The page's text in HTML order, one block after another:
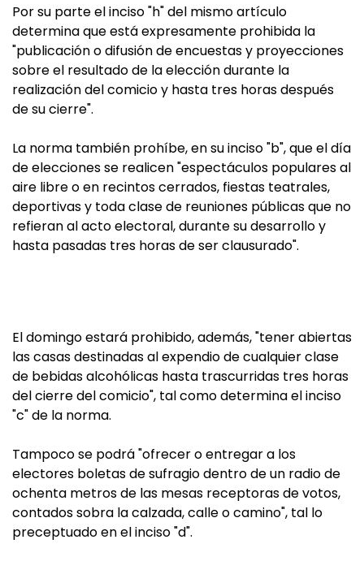
Por su parte el inciso "h" del mismo artículo
determina que está expresamente prohibida la
"publicación o difusión de encuestas y proyecciones
sobre el resultado de la elección durante la
realización del comicio y hasta tres horas después
de su cierre".
La norma también prohíbe, en su inciso "b", que el día
de elecciones se realicen "espectáculos populares al
aire libre o en recintos cerrados, fiestas teatrales,
deportivas y toda clase de reuniones públicas que no
refieran al acto electoral, durante su desarrollo y
hasta pasadas tres horas de ser clausurado".
El domingo estará prohibido, además, "tener abiertas
las casas destinadas al expendio de cualquier clase
de bebidas alcohólicas hasta trascurridas tres horas
del cierre del comicio", tal como determina el inciso
"c" de la norma.
Tampoco se podrá "ofrecer o entregar a los
electores boletas de sufragio dentro de un radio de
ochenta metros de las mesas receptoras de votos,
contados sobra la calzada, calle o camino", tal lo
preceptuado en el inciso "d".